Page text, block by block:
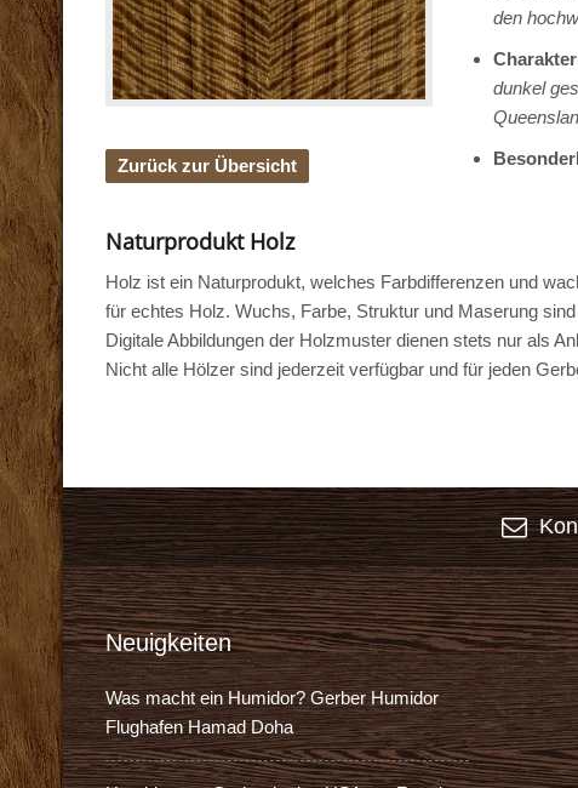
Zurück zur Übersicht
den
dunkel
Naturprodukt Holz
Holz ist ein Naturprodukt, welches Farbdifferenzen und
für echtes Holz. Wuchs, Farbe, Struktur und Maserung
Digitale Abbildungen der Holzmuster dienen stets nur als
Nicht alle Hölzer sind jederzeit verfügbar und für jeden
Neuigkeiten
Was macht ein Humidor? Gerber Humidor
Flughafen Hamad Doha